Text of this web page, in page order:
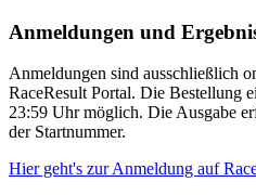
Anmeldungen und
Anmeldungen sind ausschließlich
RaceResult Portal. Die Bestellung
23:59 Uhr möglich. Die Ausgabe
der Startnummer.
Hier geht's zur Anmeldung auf